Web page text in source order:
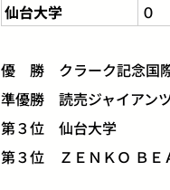
仙台大学
０
優 勝 クラーク記念国
準優勝 読売ジャイアン
第３位 仙台大学
第３位 ＺＥＮＫＯ ＢＥ